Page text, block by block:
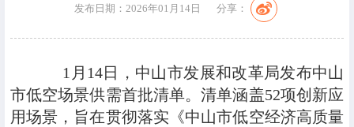
发布日期：2026年01月14日 分享：
1月14日，中山市发展和改革局发布中山
市低空场景供需首批清单。清单涵盖52项创新应
用场景，旨在贯彻落实《中山市低空经济高质量